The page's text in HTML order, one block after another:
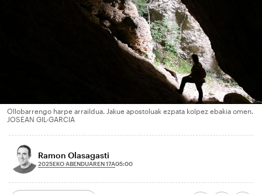
Ollobarrengo harpe arraildua. Jakue apostoluak ezpata kolpez ebakia omen.
JOSEAN GIL-GARCIA
Ramon Olasagasti
2025EKO ABENDUAREN 17A05:00